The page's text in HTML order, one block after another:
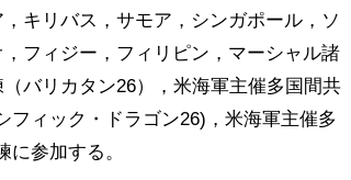
キリバス，サモア，シンガポール，ソ
フィジー，フィリピン，マーシャル諸
バリカタン26），米海軍主催多国間共
フィック・ドラゴン26)，米海軍主催多
参加する。